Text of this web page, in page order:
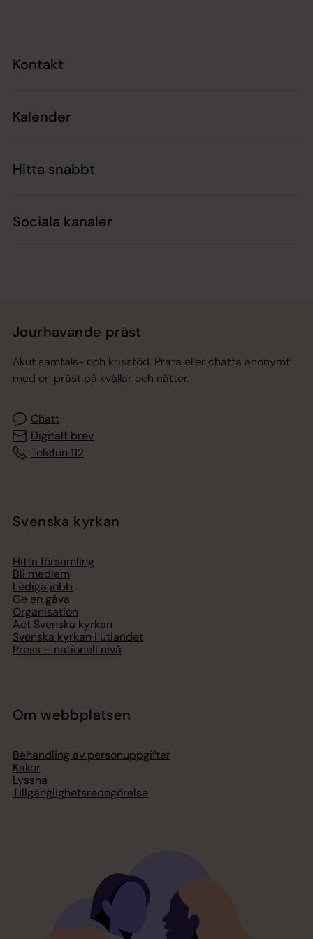
Kontakt
Kalender
Hitta snabbt
Sociala kanaler
Jourhavande präst
Akut samtals- och krisstöd. Prata eller chatta anonymt
med en präst på kvällar och nätter.
Chatt
Digitalt brev
Telefon 112
Svenska kyrkan
Hitta församling
Bli medlem
Lediga jobb
Ge en gåva
Organisation
Act Svenska kyrkan
Svenska kyrkan i utlandet
Press – nationell nivå
Om webbplatsen
Behandling av personuppgifter
Kakor
Lyssna
Tillgänglighetsredogörelse